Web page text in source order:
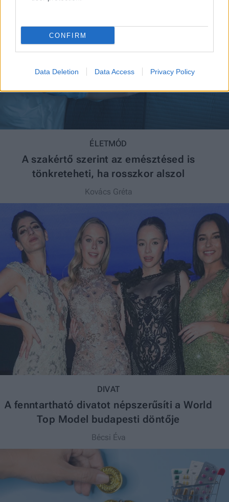
CONFIRM
Data Deletion Data Access Privacy Policy
ÉLETMÓD
A szakértő szerint az emésztésed is
tönkreteheti, ha rosszkor alszol
Kovács Gréta
DIVAT
A fenntartható divatot népszerűsíti a World
Top Model budapesti döntője
Bécsi Éva